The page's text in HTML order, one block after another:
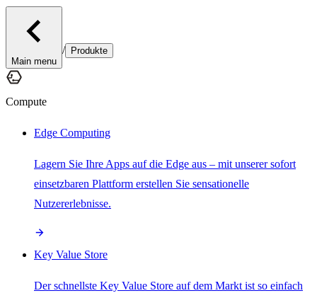
Main menu
/ Produkte
Compute
Edge Computing
Lagern Sie Ihre Apps auf die Edge aus – mit unserer sofort
einsetzbaren Plattform erstellen Sie sensationelle
Nutzererlebnisse.
Key Value Store
Der schnellste Key Value Store auf dem Markt ist so einfach